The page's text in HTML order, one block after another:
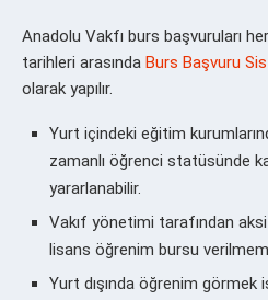
Anadolu Vakfı burs başvuruları
tarihleri arasında Burs Başvuru
olarak yapılır.
Yurt içindeki eğitim
zamanlı öğrenci statüsünde
yararlanabilir.
Vakıf yönetimi tarafından
lisans öğrenim bursu
Yurt dışında öğrenim